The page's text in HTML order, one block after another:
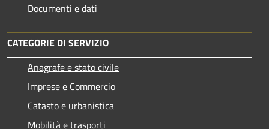
Documenti e dati
CATEGORIE DI SERVIZIO
Anagrafe e stato civile
Imprese e Commercio
Catasto e urbanistica
Mobilità e trasporti